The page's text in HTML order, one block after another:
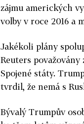
zájmu amerických
volby v roce 2016 a
Jakékoli plány
Reuters
Spojené státy.
tvrdil, že nemá s
Bývalý Trumpův